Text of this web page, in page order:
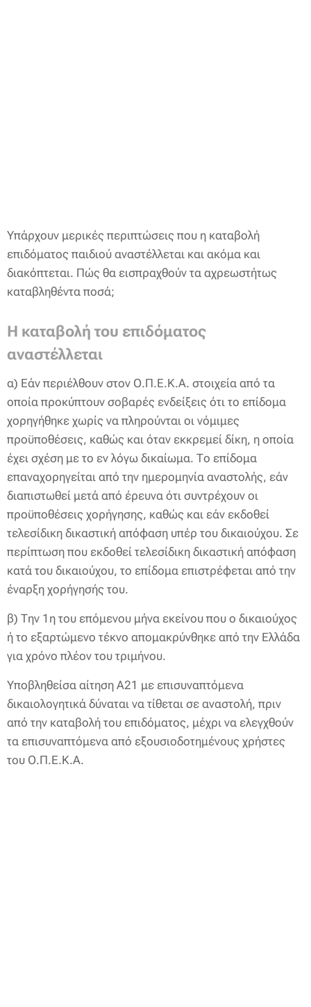
Υπάρχουν μερικές περιπτώσεις που η καταβολή
επιδόματος παιδιού αναστέλλεται και ακόμα και
διακόπτεται. Πώς θα εισπραχθούν τα αχρεωστήτως
καταβληθέντα ποσά;
Η καταβολή του επιδόματος
αναστέλλεται
α) Εάν περιέλθουν στον Ο.Π.Ε.Κ.Α. στοιχεία από τα
οποία προκύπτουν σοβαρές ενδείξεις ότι το επίδομα
χορηγήθηκε χωρίς να πληρούνται οι νόμιμες
προϋποθέσεις, καθώς και όταν εκκρεμεί δίκη, η οποία
έχει σχέση με το εν λόγω δικαίωμα. Το επίδομα
επαναχορηγείται από την ημερομηνία αναστολής, εάν
διαπιστωθεί μετά από έρευνα ότι συντρέχουν οι
προϋποθέσεις χορήγησης, καθώς και εάν εκδοθεί
τελεσίδικη δικαστική απόφαση υπέρ του δικαιούχου. Σε
περίπτωση που εκδοθεί τελεσίδικη δικαστική απόφαση
κατά του δικαιούχου, το επίδομα επιστρέφεται από την
έναρξη χορήγησής του.
β) Την 1η του επόμενου μήνα εκείνου που ο δικαιούχος
ή το εξαρτώμενο τέκνο απομακρύνθηκε από την Ελλάδα
για χρόνο πλέον του τριμήνου.
Υποβληθείσα αίτηση Α21 με επισυναπτόμενα
δικαιολογητικά δύναται να τίθεται σε αναστολή, πριν
από την καταβολή του επιδόματος, μέχρι να ελεγχθούν
τα επισυναπτόμενα από εξουσιοδοτημένους χρήστες
του Ο.Π.Ε.Κ.Α.